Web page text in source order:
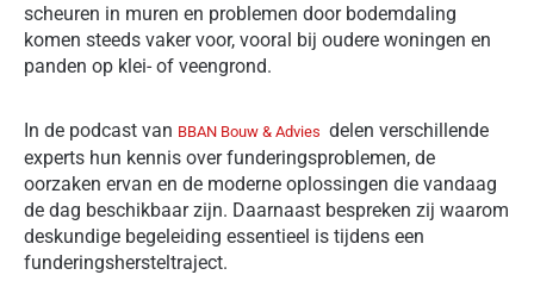
scheuren in muren en problemen door bodemdaling
komen steeds vaker voor, vooral bij oudere woningen en
panden op klei- of veengrond.
In de podcast van BBAN Bouw & Advies delen verschillende
experts hun kennis over funderingsproblemen, de
oorzaken ervan en de moderne oplossingen die vandaag
de dag beschikbaar zijn. Daarnaast bespreken zij waarom
deskundige begeleiding essentieel is tijdens een
funderingshersteltraject.